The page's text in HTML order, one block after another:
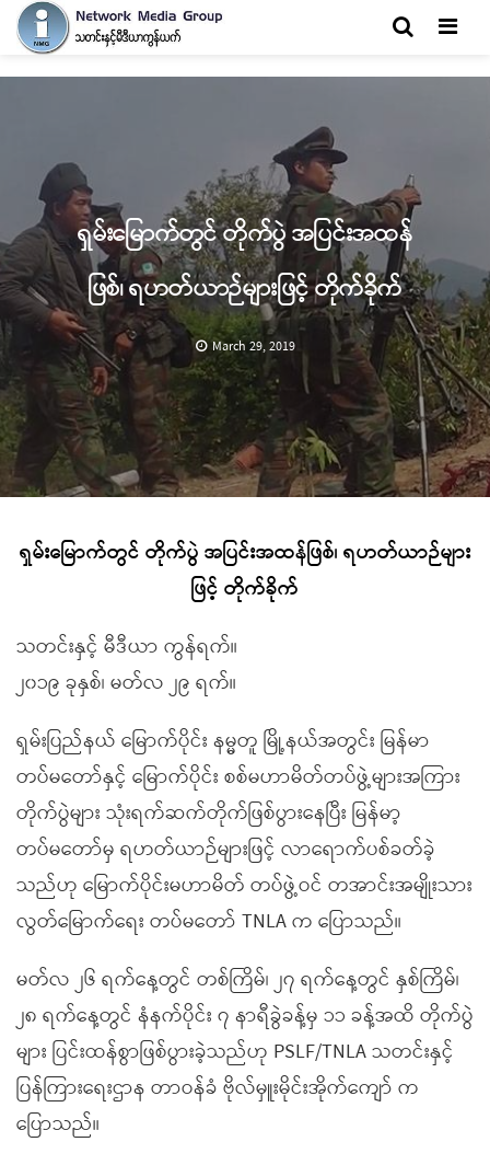
ရှမ်းမြောက်တွင် တိုက်ပွဲ အပြင်းအထန်
ဖြစ်၊ ရဟတ်ယာဉ်များဖြင့် တိုက်ခိုက်
March 29, 2019
ရှမ်းမြောက်တွင် တိုက်ပွဲ အပြင်းအထန်ဖြစ်၊ ရဟတ်ယာဉ်များ
ဖြင့် တိုက်ခိုက်
သတင်းနှင့် မီဒီယာ ကွန်ရက်။
၂၀၁၉ ခုနှစ်၊ မတ်လ ၂၉ ရက်။
ရှမ်းပြည်နယ် မြောက်ပိုင်း နမ္မတူ မြို့နယ်အတွင်း မြန်မာ
တပ်မတော်နှင့် မြောက်ပိုင်း စစ်မဟာမိတ်တပ်ဖွဲ့များအကြား
တိုက်ပွဲများ သုံးရက်ဆက်တိုက်ဖြစ်ပွားနေပြီး မြန်မာ့
တပ်မတော်မှ ရဟတ်ယာဉ်များဖြင့် လာရောက်ပစ်ခတ်ခဲ့
သည်ဟု မြောက်ပိုင်းမဟာမိတ် တပ်ဖွဲ့ဝင် တအာင်းအမျိုးသား
လွတ်မြောက်ရေး တပ်မတော် TNLA က ပြောသည်။
မတ်လ ၂၆ ရက်နေ့တွင် တစ်ကြိမ်၊ ၂၇ ရက်နေ့တွင် နှစ်ကြိမ်၊
၂၈ ရက်နေ့တွင် နံနက်ပိုင်း ၇ နာရီခွဲခန့်မှ ၁၁ ခန့်အထိ တိုက်ပွဲ
များ ပြင်းထန်စွာဖြစ်ပွားခဲ့သည်ဟု PSLF/TNLA သတင်းနှင့်
ပြန်ကြားရေးဌာန တာဝန်ခံ ဗိုလ်မှူးမိုင်းအိုက်ကျော် က
ပြောသည်။